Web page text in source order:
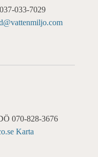
037-033-7029
070-828-3676
Karta